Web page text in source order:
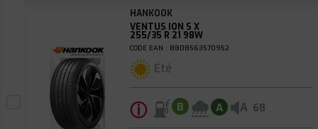
HANKOOK
VENTUS ION S X
255/35 R 21 98W
CODE EAN : 8808563570952
Été
ⓘ B A A 68